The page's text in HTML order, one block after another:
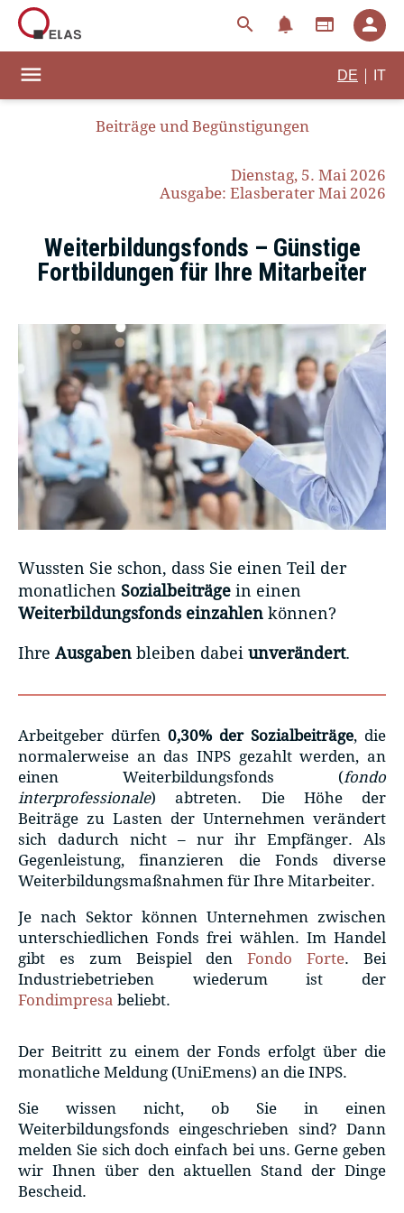
search notifications web person
menu DE IT
Beiträge und Begünstigungen
Dienstag, 5. Mai 2026
Ausgabe: Elasberater Mai 2026
Weiterbildungsfonds – Günstige
Fortbildungen für Ihre Mitarbeiter
Wussten Sie schon, dass Sie einen Teil der
monatlichen Sozialbeiträge in einen
Weiterbildungsfonds einzahlen können?
Ihre Ausgaben bleiben dabei unverändert.
Arbeitgeber dürfen 0,30% der Sozialbeiträge, die
normalerweise an das INPS gezahlt werden, an
einen Weiterbildungsfonds (fondo
interprofessionale) abtreten. Die Höhe der
Beiträge zu Lasten der Unternehmen verändert
sich dadurch nicht – nur ihr Empfänger. Als
Gegenleistung, finanzieren die Fonds diverse
Weiterbildungsmaßnahmen für Ihre Mitarbeiter.
Je nach Sektor können Unternehmen zwischen
unterschiedlichen Fonds frei wählen. Im Handel
gibt es zum Beispiel denFondo Forte. Bei
Industriebetrieben wiederum ist der
Fondimpresa beliebt.
Der Beitritt zu einem der Fonds erfolgt über die
monatliche Meldung (UniEmens) an die INPS.
Sie wissen nicht, ob Sie in einen
Weiterbildungsfonds eingeschrieben sind? Dann
melden Sie sich doch einfach bei uns. Gerne geben
wir Ihnen über den aktuellen Stand der Dinge
Bescheid.